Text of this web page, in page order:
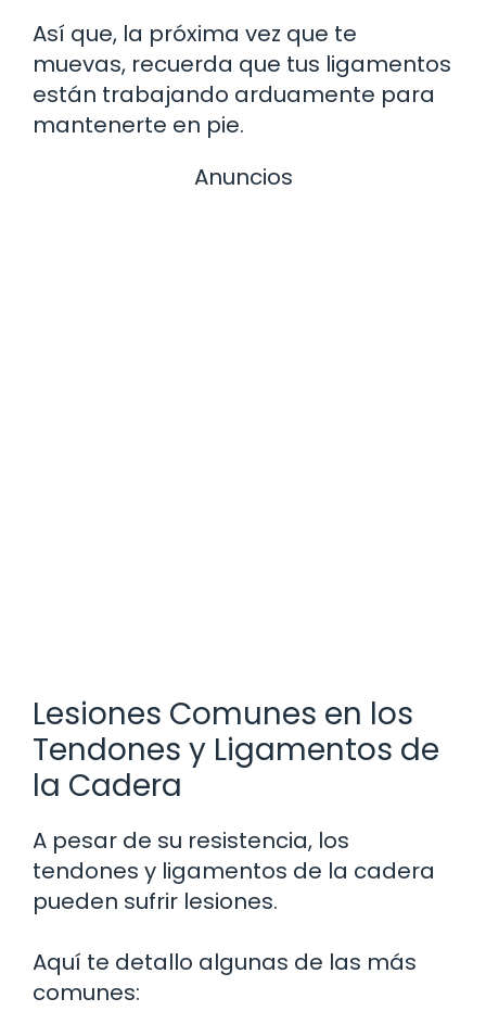
Así que, la próxima vez que te
muevas, recuerda que tus ligamentos
están trabajando arduamente para
mantenerte en pie.
Anuncios
Lesiones Comunes en los
Tendones y Ligamentos de
la Cadera
A pesar de su resistencia, los
tendones y ligamentos de la cadera
pueden sufrir lesiones.
Aquí te detallo algunas de las más
comunes: